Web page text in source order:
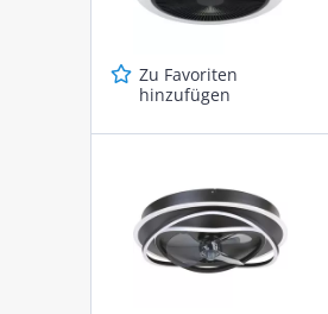
Zu Favoriten
hinzufügen